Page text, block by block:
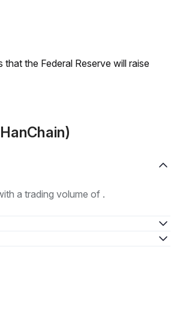
the Federal Reserve will raise
a trading volume of .